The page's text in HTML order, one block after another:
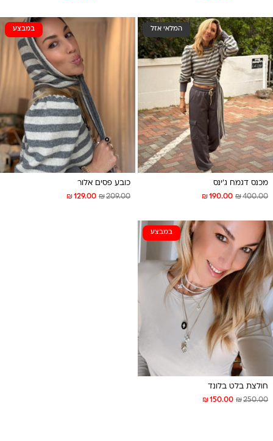
המלאי אזל
מכנס דגמח ג’ינס
₪190.00 ₪400.00
במבצע
כובע פסים אלור
₪129.00 ₪209.00
במבצע
חולצת בלט בלונד
₪150.00 ₪250.00